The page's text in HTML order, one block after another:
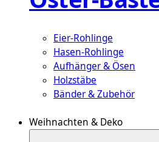
Eier-Rohlinge
Hasen-Rohlinge
Aufhänger & Ösen
Holzstäbe
Bänder & Zubehör
Weihnachten & Deko